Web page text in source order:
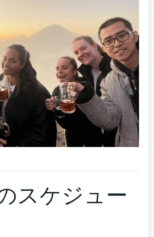
スケジュー